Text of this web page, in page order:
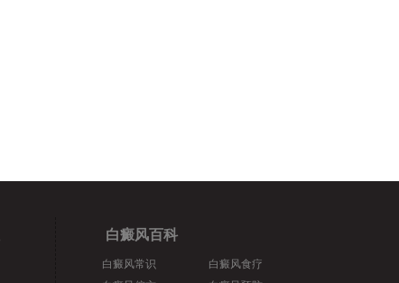
白癜风百科
白癜风常识
白癜风食疗